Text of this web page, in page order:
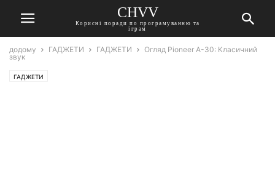
CHVV
Корисні поради по програмуванню та
іграм
додому ГАДЖЕТИ ГАДЖЕТИ
Огляд Pioneer A-30: Класичний
звук
ГАДЖЕТИ